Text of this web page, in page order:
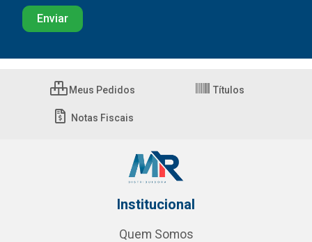
Meus Pedidos Títulos
Notas Fiscais
Institucional
Quem Somos